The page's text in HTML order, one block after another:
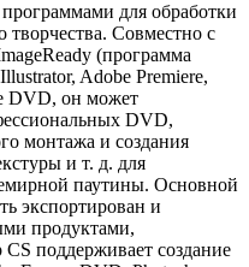
для обработки
Совместно с
(программа
Adobe Premiere,
DVD, он может
DVD,
монтажа и создания
и т. д. для
паутины. Основной
экспортирован и
продуктами,
поддерживает создание